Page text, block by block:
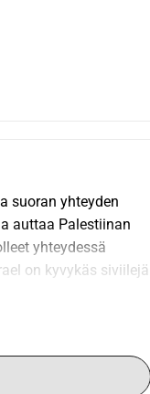
suoran yhteyden
auttaa Palestiinan
yhteydessä
on kyvykäs siviilejä
ilman mitään
vanhukset ja lapset,
Ruoka on niukkaa,